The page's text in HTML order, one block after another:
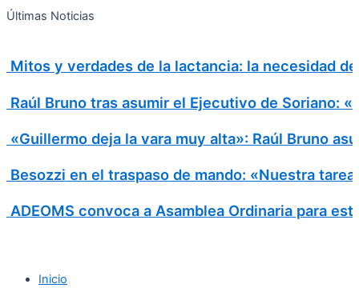
Ir
Últimas Noticias
Mitos y verdades de la lactancia: la necesidad
Raúl Bruno tras asumir el Ejecutivo de Soriano:
«Guillermo deja la vara muy alta»: Raúl Bruno
Besozzi en el traspaso de mando: «Nuestra
ADEOMS convoca a Asamblea Ordinaria para
Inicio
Search